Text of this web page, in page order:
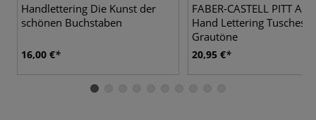
Handlettering Die Kunst der
schönen Buchstaben
16,00 €
FABER-CASTELL PITT
Hand Lettering
Grautöne
20,95 €